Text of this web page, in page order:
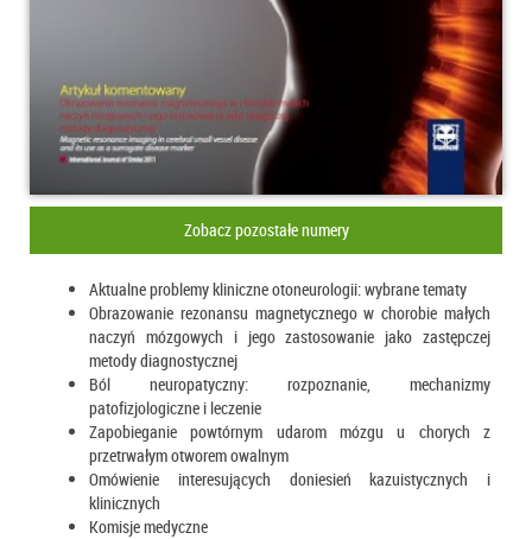
Zobacz pozostałe numery
Aktualne problemy kliniczne otoneurologii: wybrane tematy
Obrazowanie rezonansu magnetycznego w chorobie małych
naczyń mózgowych i jego zastosowanie jako zastępczej
metody diagnostycznej
Ból neuropatyczny: rozpoznanie, mechanizmy
patofizjologiczne i leczenie
Zapobieganie powtórnym udarom mózgu u chorych z
przetrwałym otworem owalnym
Omówienie interesujących doniesień kazuistycznych i
klinicznych
Komisje medyczne